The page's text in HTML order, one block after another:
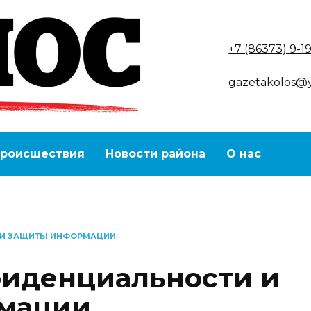
+7 (86373) 9-
Новости района О нас
ЗАЩИТЫ ИНФОРМАЦИИ
и